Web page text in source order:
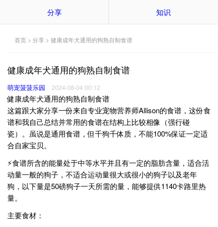
分享 知识
首页 > 分享 > 健康成年犬通用的狗熟自制食谱
健康成年犬通用的狗熟自制食谱
萌宠菠菠乐园 2024-08-04 00:12
健康成年犬通用的狗熟自制食谱
这篇跟大家分享一份来自专业宠物营养师Allison的食谱，这份食
谱和我自己总结并常用的食谱在结构上比较相像（强行碰
瓷）。虽说是通用食谱，但千狗千体质，不能100%保证一定适
合自家宝贝。
⚡️食谱所含的能量处于中等水平并且有一定的脂肪含量，适合活
动量一般的狗子，不适合运动量很大或很小的狗子以及老年
狗，以下量是50磅狗子一天所需的量，能够提供1140卡路里热
量。
主要食材：